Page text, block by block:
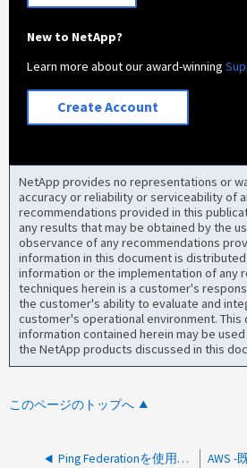
New to NetApp?
Learn more about our award-winning
Create Account
NetApp provides no representations or
accuracy or reliability or serviceability of
recommendations provided in this
any results that may be obtained by the
observance of any recommendations
information in this document is distributed
information or the implementation of any
techniques herein is a customer's
the customer's ability to evaluate and
customer's operational environment. This
information contained herein may be
the NetApp products discussed in this
このページのトップへ
Ping Federationを使用してフェデレーションアクセスを設定する際に403 Forbiddenエラーが発生する